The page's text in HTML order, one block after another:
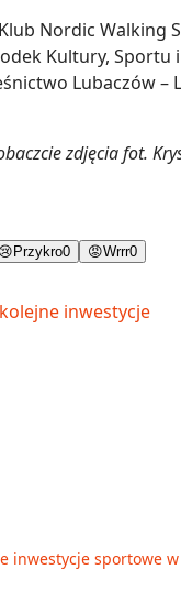
Nordic Walking
Kultury,
Lubaczów –
zdjęcia fot.
😢 Przykro0 😡Wrrr0
inwestycje sportowe